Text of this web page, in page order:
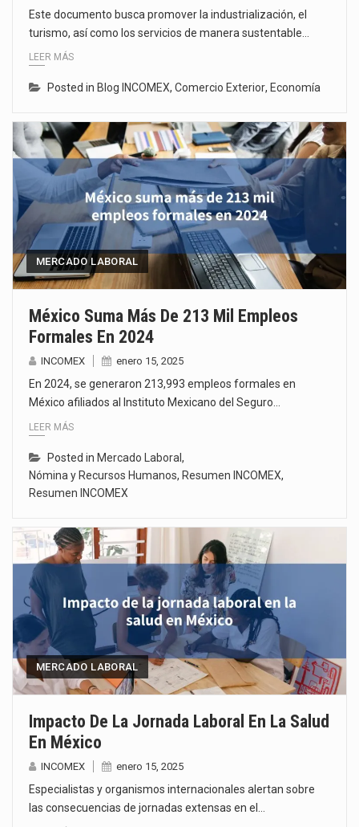
Este documento busca promover la industrialización, el
turismo, así como los servicios de manera sustentable…
LEER MÁS
Posted in Blog INCOMEX, Comercio Exterior, Economía
MERCADO LABORAL
México Suma Más De 213 Mil Empleos
Formales En 2024
INCOMEX enero 15, 2025
En 2024, se generaron 213,993 empleos formales en
México afiliados al Instituto Mexicano del Seguro…
LEER MÁS
Posted in Mercado Laboral ,
Nómina y Recursos Humanos, Resumen INCOMEX,
Resumen INCOMEX
MERCADO LABORAL
Impacto De La Jornada Laboral En La Salud
En México
INCOMEX enero 15, 2025
Especialistas y organismos internacionales alertan sobre
las consecuencias de jornadas extensas en el…